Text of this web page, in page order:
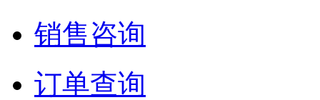
销售咨询
订单查询